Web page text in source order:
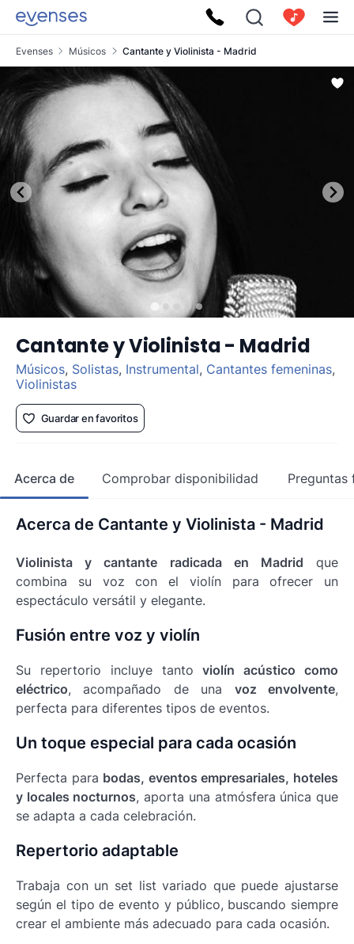
Evenses Músicos Cantante y Violinista - Madrid
Cantante y Violinista - Madrid
Músicos, Solistas, Instrumental, Cantantes femeninas,
Violinistas
Guardar en favoritos
Acerca de Comprobar disponibilidad Preguntas
Acerca de Cantante y Violinista - Madrid
Violinista y cantante radicada en Madrid que
combina su voz con el violín para ofrecer un
espectáculo versátil y elegante.
Fusión entre voz y violín
Su repertorio incluye tantoviolín acústico como
eléctrico, acompañado de una voz envolvente,
perfecta para diferentes tipos de eventos.
Un toque especial para cada ocasión
Perfecta para bodas, eventos empresariales, hoteles
y locales nocturnos, aporta una atmósfera única que
se adapta a cada celebración.
Repertorio adaptable
Trabaja con un set list variado que puede ajustarse
según el tipo de evento y público, buscando siempre
crear el ambiente más adecuado para cada ocasión.